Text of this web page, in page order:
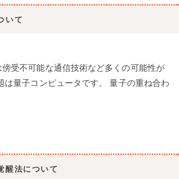
いて
受不可能な通信技術など多くの可能性が
は量子コンピュータです。 量子の重ね合わ
醒法について